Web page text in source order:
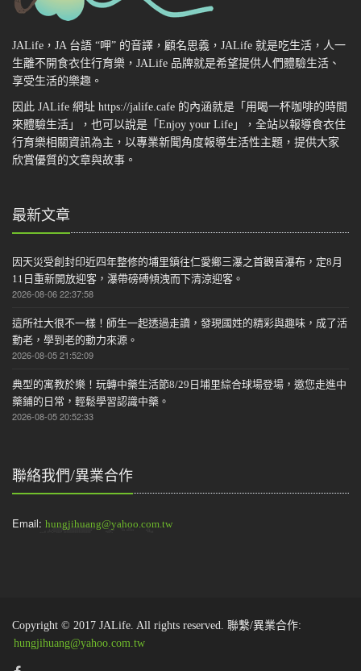
JALife，JA 台語 “呷” 的音譯，顧名思義，JALife 就是吃生活，人一
生離不開食衣住行育樂，JALife 品牌就是希望提供人們體驗生活、
享受生活的樂趣。
因此 JALife 網址 https://jalife.cafe 的內涵就是「用喝一杯咖啡的時間
來體驗生活」，也可以說是「Enjoy your Life」，全站以報導食衣住
行育樂相關資訊為主，以專業新聞角度報導生活性主題，提供大家
欣賞優質的文章與故事。
最新文章
因天災受創封印近四年整修的埔里鎮往仁愛鄉三瀑之首觀音瀑布，定8月
11日重新開放迎客，瀑帶磅磗傾洩而下清涼迎客。
2026-08-06 22:37:58
這所社大很不一樣！師生一起透過走讀，發現國姓的精彩與趣味，成了活
動老，學到老的動力來源。
2026-08-05 21:52:09
典型的寓教於樂！玩轉中藥生活節8/29日埔里綜合球場登場，邀您走進中
藥鋪的日常，輕鬆學習認識中藥。
2026-08-05 20:52:33
聯絡我們/異業合作
Email: hungjihuang@yahoo.com.tw
Copyright © 2017 JALife. All rights reserved. 聯繫/異業合作:
hungjihuang@yahoo.com.tw